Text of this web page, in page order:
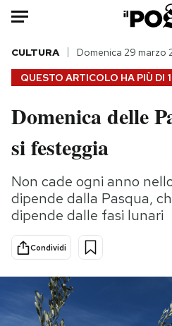
HOME
Italia
Politica
Tecnologia
Internet
Scienza
Cultura
Economia
Sport
QUESTO ARTICOLO HA PIÙ DI
CULTURA Domenica 29 marzo
Domenica delle
si festeggia
Non cade ogni anno
dipende dalla Pasqua,
dipende dalle fasi lunari
Condividi